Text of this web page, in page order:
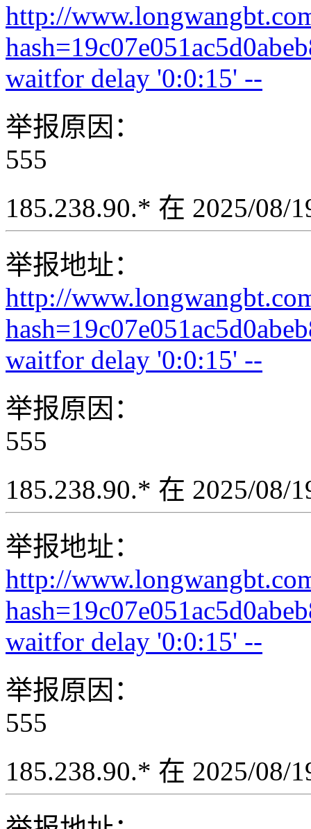
http://
waitfor delay '0:0:15' --
举报原因：
555
185.238.90.* 在 2025/08/
举报地址：
http://
waitfor delay '0:0:15' --
举报原因：
555
185.238.90.* 在 2025/08/
举报地址：
http://
waitfor delay '0:0:15' --
举报原因：
555
185.238.90.* 在 2025/08/